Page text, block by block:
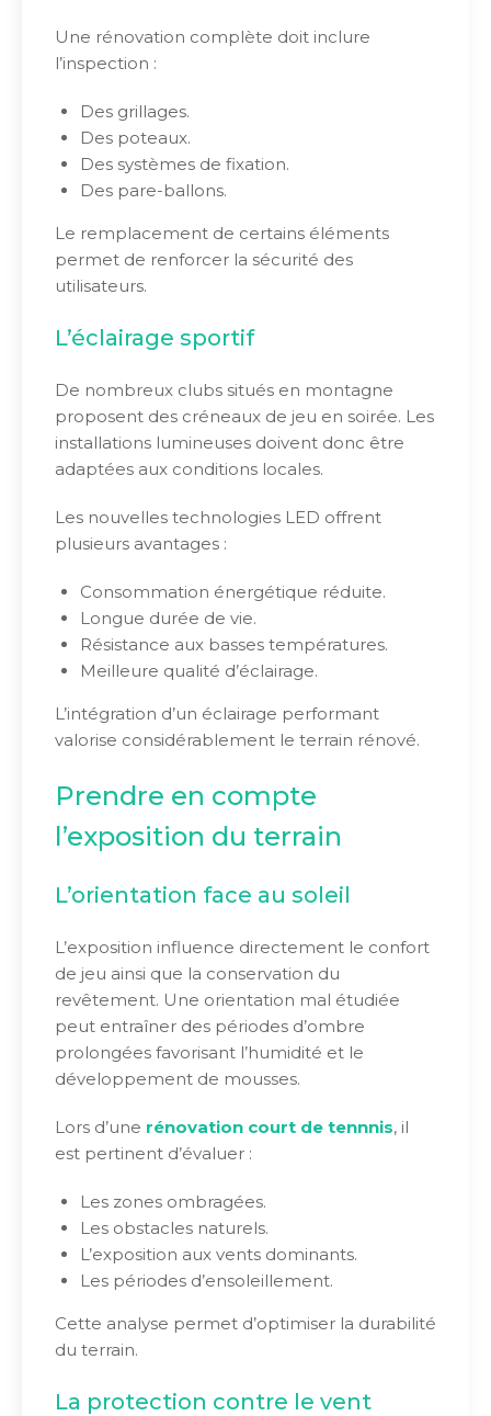
Une rénovation complète doit inclure
l’inspection :
Des grillages.
Des poteaux.
Des systèmes de fixation.
Des pare-ballons.
Le remplacement de certains éléments
permet de renforcer la sécurité des
utilisateurs.
L’éclairage sportif
De nombreux clubs situés en montagne
proposent des créneaux de jeu en soirée. Les
installations lumineuses doivent donc être
adaptées aux conditions locales.
Les nouvelles technologies LED offrent
plusieurs avantages :
Consommation énergétique réduite.
Longue durée de vie.
Résistance aux basses températures.
Meilleure qualité d’éclairage.
L’intégration d’un éclairage performant
valorise considérablement le terrain rénové.
Prendre en compte
l’exposition du terrain
L’orientation face au soleil
L’exposition influence directement le confort
de jeu ainsi que la conservation du
revêtement. Une orientation mal étudiée
peut entraîner des périodes d’ombre
prolongées favorisant l’humidité et le
développement de mousses.
Lors d’une rénovation court de tennnis, il
est pertinent d’évaluer :
Les zones ombragées.
Les obstacles naturels.
L’exposition aux vents dominants.
Les périodes d’ensoleillement.
Cette analyse permet d’optimiser la durabilité
du terrain.
La protection contre le vent